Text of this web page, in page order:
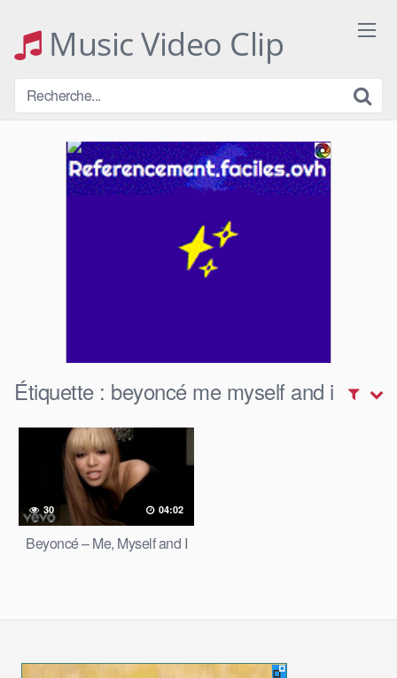
contentMusic Video Clip
Étiquette : beyoncé me myself and i
30 04:02
Beyoncé – Me, Myself and I